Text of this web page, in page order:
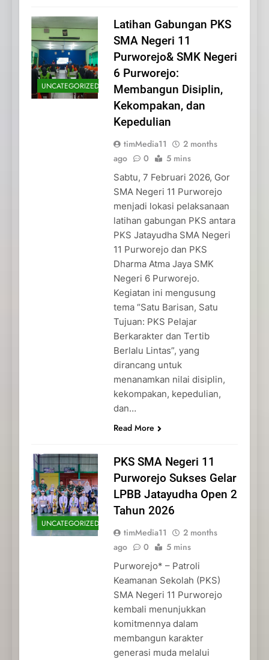
UNCATEGORIZED
Latihan Gabungan PKS
SMA Negeri 11
Purworejo& SMK Negeri
6 Purworejo:
Membangun Disiplin,
Kekompakan, dan
Kepedulian
timMedia11
2 months
ago
0 5 mins
Sabtu, 7 Februari 2026, Gor
SMA Negeri 11 Purworejo
menjadi lokasi pelaksanaan
latihan gabungan PKS antara
PKS Jatayudha SMA Negeri
11 Purworejo dan PKS
Dharma Atma Jaya SMK
Negeri 6 Purworejo.
Kegiatan ini mengusung
tema “Satu Barisan, Satu
Tujuan: PKS Pelajar
Berkarakter dan Tertib
Berlalu Lintas”, yang
dirancang untuk
menanamkan nilai disiplin,
kekompakan, kepedulian,
dan…
Read More
UNCATEGORIZED
PKS SMA Negeri 11
Purworejo Sukses Gelar
LPBB Jatayudha Open 2
Tahun 2026
timMedia11
2 months
ago
0 5 mins
Purworejo* – Patroli
Keamanan Sekolah (PKS)
SMA Negeri 11 Purworejo
kembali menunjukkan
komitmennya dalam
membangun karakter
generasi muda melalui